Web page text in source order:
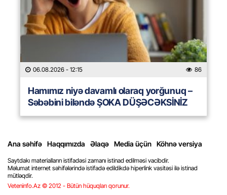
06.08.2026 - 12:15 86
Hamımız niyə davamlı olaraq yorğunuq –
Səbəbini biləndə ŞOKA DÜŞƏCƏKSİNİZ
Ana səhifə Haqqımızda Əlaqə Media üçün Köhnə versiya
Saytdakı materialların istifadəsi zamanı istinad edilməsi vacibdir.
Məlumat internet səhifələrində istifadə edildikdə hiperlink vasitəsi ilə istinad
mütləqdir.
Veteninfo.Az © 2012 - Bütün hüquqları qorunur.